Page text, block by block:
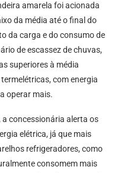
amarela foi acionada
da média até o final do
da carga e do consumo de
de escassez de chuvas,
superiores à média
com energia
operar mais.
concessionária alerta os
elétrica, já que mais
refrigeradores, como
consomem mais